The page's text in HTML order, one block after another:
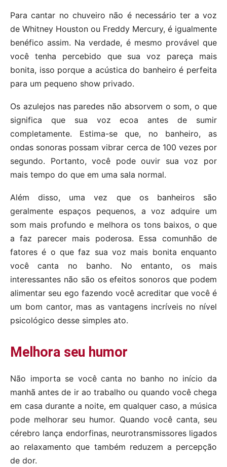
Para cantar no chuveiro não é necessário ter a voz
de Whitney Houston ou Freddy Mercury, é igualmente
benéfico assim. Na verdade, é mesmo provável que
você tenha percebido que sua voz pareça mais
bonita, isso porque a acústica do banheiro é perfeita
para um pequeno show privado.
Os azulejos nas paredes não absorvem o som, o que
significa que sua voz ecoa antes de sumir
completamente. Estima-se que, no banheiro, as
ondas sonoras possam vibrar cerca de 100 vezes por
segundo. Portanto, você pode ouvir sua voz por
mais tempo do que em uma sala normal.
Além disso, uma vez que os banheiros são
geralmente espaços pequenos, a voz adquire um
som mais profundo e melhora os tons baixos, o que
a faz parecer mais poderosa. Essa comunhão de
fatores é o que faz sua voz mais bonita enquanto
você canta no banho. No entanto, os mais
interessantes não são os efeitos sonoros que podem
alimentar seu ego fazendo você acreditar que você é
um bom cantor, mas as vantagens incríveis no nível
psicológico desse simples ato.
Melhora seu humor
Não importa se você canta no banho no início da
manhã antes de ir ao trabalho ou quando você chega
em casa durante a noite, em qualquer caso, a música
pode melhorar seu humor. Quando você canta, seu
cérebro lança endorfinas, neurotransmissores ligados
ao relaxamento que também reduzem a percepção
de dor.